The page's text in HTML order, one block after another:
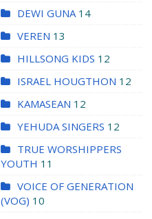
DEWI GUNA 14
VEREN 13
HILLSONG KIDS 12
ISRAEL HOUGTHON 12
KAMASEAN 12
YEHUDA SINGERS 12
TRUE WORSHIPPERS
YOUTH 11
VOICE OF GENERATION
(VOG) 10